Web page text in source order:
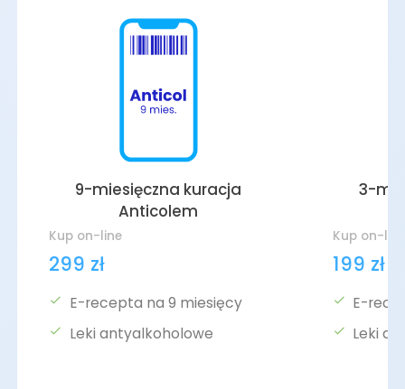
9-miesięczna kuracja
Anticolem
Kup on-line
299 zł
E-recepta na 9 miesięcy
Leki antyalkoholowe
3-
Kup on-
199 zł
E-
Leki